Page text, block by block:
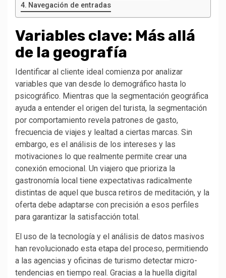
Navegación de entradas
Variables clave: Más allá
de la geografía
Identificar al cliente ideal comienza por analizar
variables que van desde lo demográfico hasta lo
psicográfico. Mientras que la segmentación geográfica
ayuda a entender el origen del turista, la segmentación
por comportamiento revela patrones de gasto,
frecuencia de viajes y lealtad a ciertas marcas. Sin
embargo, es el análisis de los intereses y las
motivaciones lo que realmente permite crear una
conexión emocional. Un viajero que prioriza la
gastronomía local tiene expectativas radicalmente
distintas de aquel que busca retiros de meditación, y la
oferta debe adaptarse con precisión a esos perfiles
para garantizar la satisfacción total.
El uso de la tecnología y el análisis de datos masivos
han revolucionado esta etapa del proceso, permitiendo
a las agencias y oficinas de turismo detectar micro-
tendencias en tiempo real. Gracias a la huella digital